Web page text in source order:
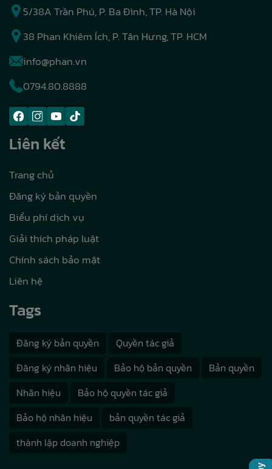
5/38A Trần Phú, P. Ba Đình, TP. Hà Nội
38 Phan Khiêm Ích, P. Tân Hưng, TP. HCM
info@phan.vn
0794.80.8888
Liên kết
Trang chủ
Đăng ký bản quyền
Biểu phí dịch vụ
Giải thích pháp luật
Chính sách bảo mật
Liên hệ
Tags
Đăng ký bản quyền
Quyền tác giả
Đăng ký nhãn hiệu
Bảo hộ bản quyền
Bản quyền
Nhãn hiệu
Bảo hộ quyền tác giả
Bảo hộ nhãn hiệu
bản quyền tác giả
thành lập doanh nghiệp